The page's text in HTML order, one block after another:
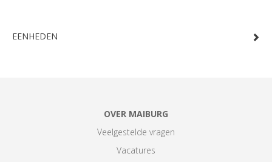
EENHEDEN
OVER MAIBURG
Veelgestelde vragen
Vacatures